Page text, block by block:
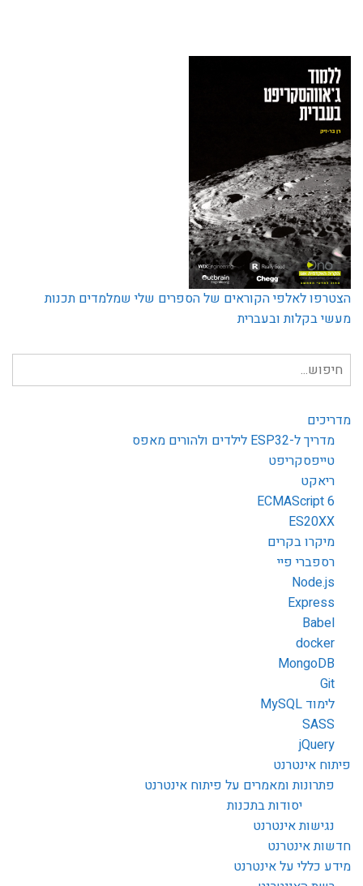
לאלפי הקוראים של הספרים שלי שמלמדים תכנות
בקלות ובעברית
מדריך ל-ESP32 לילדים ולהורים מאפס
טייפסקריפט
ריאקט
ECMAScript 6
ES20XX
מיקרו בקרים
רספברי פיי
Node.js
Express
Babel
docker
MongoDB
לימוד MySQL
SASS
jQuery
אינטרנט
פתרונות ומאמרים על פיתוח אינטרנט
יסודות בתכנות
נגישות אינטרנט
אינטרנט
כללי על אינטרנט